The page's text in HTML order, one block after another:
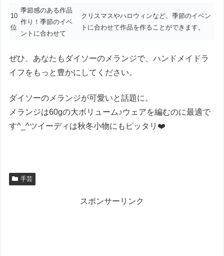
10
位
季節感のある作品
作り！季節のイベ
ントに合わせて
クリスマスやハロウィンなど、季節のイベン
トに合わせて作品を作ることができます。
ぜひ、あなたもダイソーのメランジで、ハンドメイドラ
イフをもっと豊かにしてください。
ダイソーのメランジが可愛いと話題に。
メランジは60gの大ボリューム♪ウェアを編むのに最適で
す^_^ツイーディは秋冬小物にもピッタリ❤️
手芸
スポンサーリンク